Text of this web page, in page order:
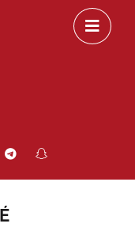
WhatsAppTelegram